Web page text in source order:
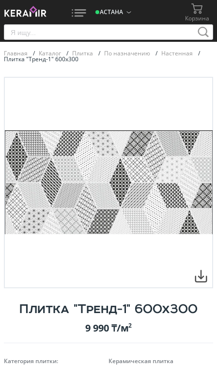
АСТАНА
Корзина
Главная / Каталог / Плитка / По назначению / Настенная /
Плитка "Тренд-1" 600х300
Плитка "Тренд-1" 600х300
9 990 ₸/м2
Категория плитки:
Керамическая плитка